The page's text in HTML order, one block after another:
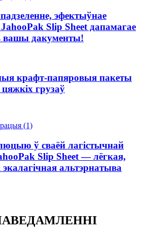
эфектыўнае
Slip Sheet дапамагае
вашы дакументы!
крафт-папяровыя пакеты
грузаў
ў сваёй лагістычнай
Slip Sheet — лёгкая,
альтэрнатыва